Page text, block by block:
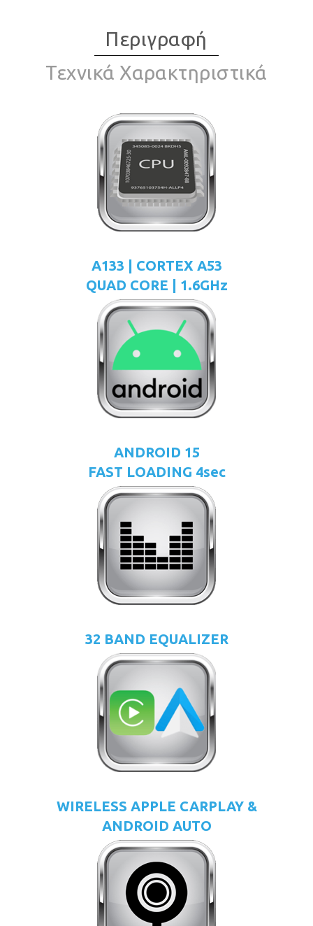
Περιγραφή
Τεχνικά Χαρακτηριστικά
A133 | CORTEX A53
QUAD CORE | 1.6GHz
ANDROID 15
FAST LOADING 4sec
32 BAND EQUALIZER
WIRELESS APPLE CARPLAY &
ANDROID AUTO